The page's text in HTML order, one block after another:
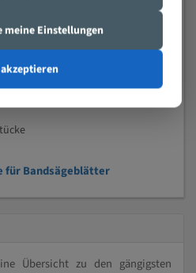
/ Rohre
/ Kleine Durchmesser
für Bandsägeblätter
Übersicht zu den gängigsten
meine Einstellungen